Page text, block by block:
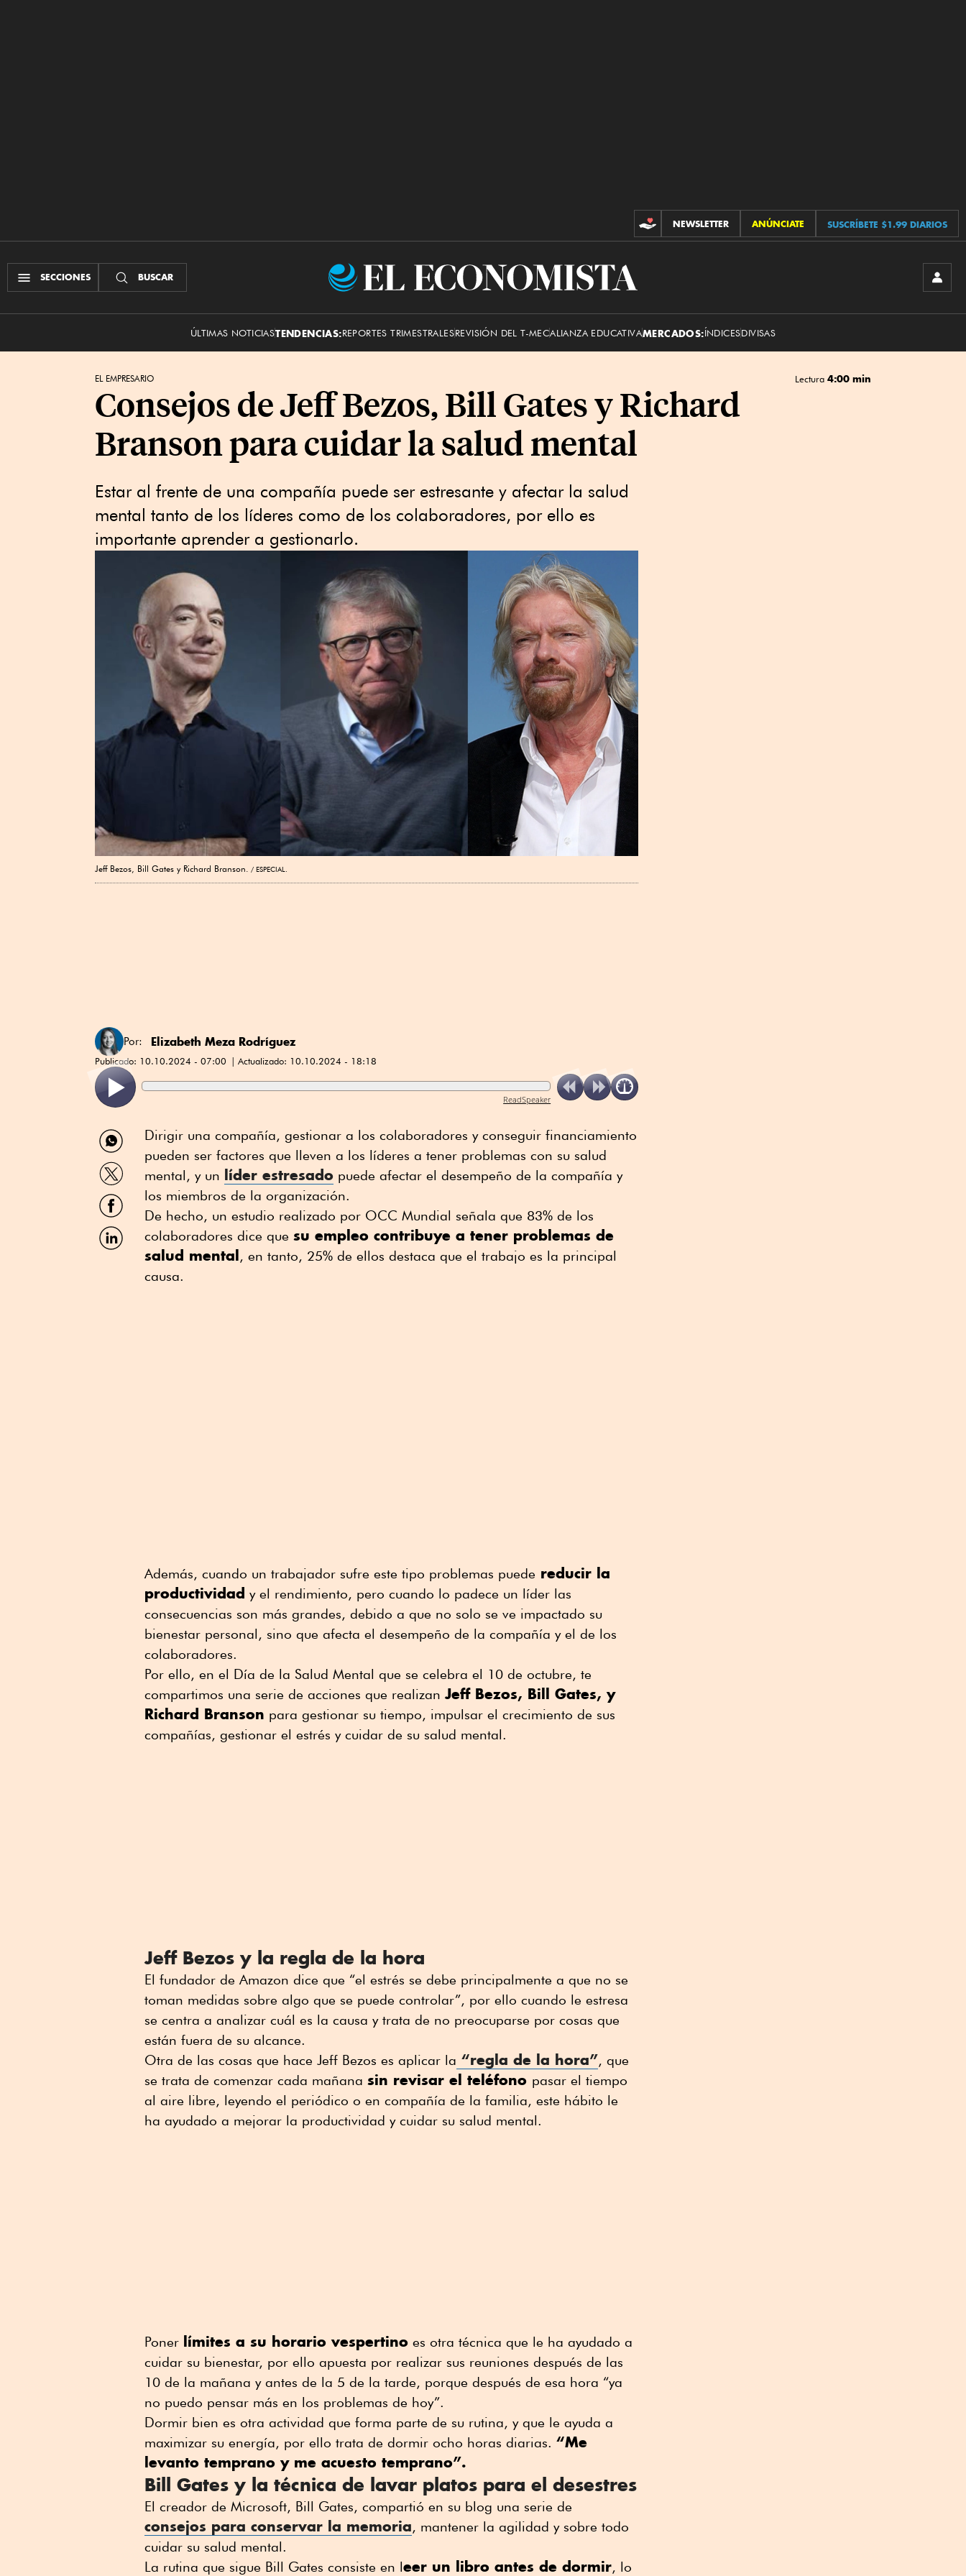
CONTRIBUCIONES
NEWSLETTER ANÚNCIATE SUSCRÍBETE $1.99 DIARIOS
SECCIONES BUSCAR
El
ÚLTIMAS NOTICIASTENDENCIAS:REPORTES TRIMESTRALESREVISIÓN DEL T-MECALIANZA EDUCATIVAMERCADOS:ÍNDICESDIVISAS
EL EMPRESARIO Lectura 4:00 min
Consejos de Jeff Bezos, Bill Gates y Richard
Branson para cuidar la salud mental
Estar al frente de una compañía puede ser estresante y afectar la salud
mental tanto de los líderes como de los colaboradores, por ello es
importante aprender a gestionarlo.
Jeff Bezos, Bill Gates y Richard Branson. ESPECIAL.
Por: Elizabeth Meza Rodríguez
Publicado: 10.10.2024 - 07:00 Actualizado: 10.10.2024 - 18:18
ReadSpeaker
Compartir
por
WhatsApp
Compartir
por
Twitter
Compartir
por
Facebook
Compartir
por
Dirigir una compañía, gestionar a los colaboradores y conseguir financiamiento
pueden ser factores que lleven a los líderes a tener problemas con su salud
mental, y un líder estresado puede afectar el desempeño de la compañía y
los miembros de la organización.
De hecho, un estudio realizado por OCC Mundial señala que 83% de los
colaboradores dice que su empleo contribuye a tener problemas de
salud mental, en tanto, 25% de ellos destaca que el trabajo es la principal
causa.
Además, cuando un trabajador sufre este tipo problemas puede reducir la
productividad y el rendimiento, pero cuando lo padece un líder las
consecuencias son más grandes, debido a que no solo se ve impactado su
bienestar personal, sino que afecta el desempeño de la compañía y el de los
colaboradores.
Por ello, en el Día de la Salud Mental que se celebra el 10 de octubre, te
compartimos una serie de acciones que realizan Jeff Bezos, Bill Gates, y
Richard Branson para gestionar su tiempo, impulsar el crecimiento de sus
compañías, gestionar el estrés y cuidar de su salud mental.
Jeff Bezos y la regla de la hora
El fundador de Amazon dice que “el estrés se debe principalmente a que no se
toman medidas sobre algo que se puede controlar”, por ello cuando le estresa
se centra a analizar cuál es la causa y trata de no preocuparse por cosas que
están fuera de su alcance.
Otra de las cosas que hace Jeff Bezos es aplicar la “regla de la hora”, que
se trata de comenzar cada mañana sin revisar el teléfono pasar el tiempo
al aire libre, leyendo el periódico o en compañía de la familia, este hábito le
ha ayudado a mejorar la productividad y cuidar su salud mental.
Poner límites a su horario vespertino es otra técnica que le ha ayudado a
cuidar su bienestar, por ello apuesta por realizar sus reuniones después de las
10 de la mañana y antes de la 5 de la tarde, porque después de esa hora “ya
no puedo pensar más en los problemas de hoy”.
Dormir bien es otra actividad que forma parte de su rutina, y que le ayuda a
maximizar su energía, por ello trata de dormir ocho horas diarias. “Me
levanto temprano y me acuesto temprano”.
Bill Gates y la técnica de lavar platos para el desestres
El creador de Microsoft, Bill Gates, compartió en su blog una serie de
consejos para conservar la memoria, mantener la agilidad y sobre todo
cuidar su salud mental.
La rutina que sigue Bill Gates consiste en leer un libro antes de dormir, lo